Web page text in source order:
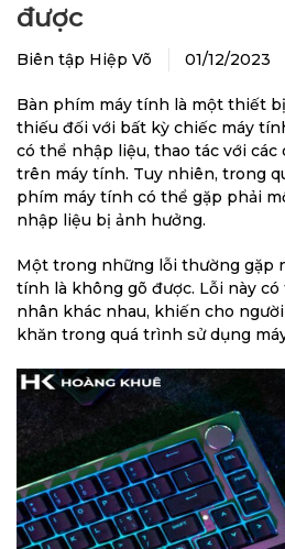
được
Biên tập Hiệp Võ 01/12/2023
Bàn phím máy tính là một thiết
thiếu đối với bất kỳ chiếc máy
có thể nhập liệu, thao tác với
trên máy tính. Tuy nhiên, trong
phím máy tính có thể gặp phải
nhập liệu bị ảnh hưởng.
Một trong những lỗi thường gặp
tính là không gõ được. Lỗi này
nhân khác nhau, khiến cho
khăn trong quá trình sử dụng